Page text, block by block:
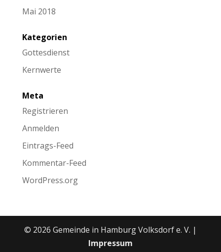
Mai 2018
Kategorien
Gottesdienst
Kernwerte
Meta
Registrieren
Anmelden
Eintrags-Feed
Kommentar-Feed
WordPress.org
© 2026 Gemeinde in Hamburg Volksdorf e. V. |
Impressum